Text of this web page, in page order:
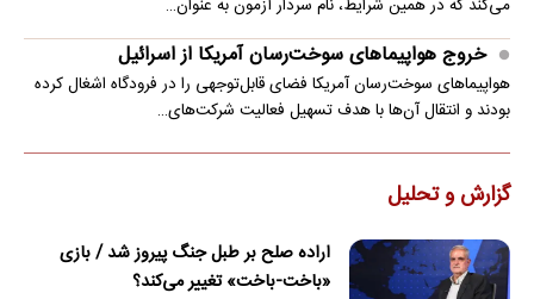
می‌کند که در همین شرایط، نام سردار آزمون به عنوان…
خروج هواپیماهای سوخت‌رسان آمریکا از اسرائیل
هواپیماهای سوخت‌رسان آمریکا فضای قابل‌توجهی را در فرودگاه اشغال کرده
بودند و انتقال آن‌ها با هدف تسهیل فعالیت شرکت‌های…
گزارش و تحلیل
اراده صلح بر طبل جنگ پیروز شد / بازی
«باخت-باخت» تغییر می‌کند؟